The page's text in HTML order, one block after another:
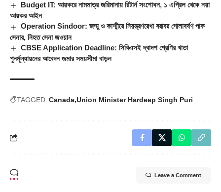
Budget IT: আয়করে নামমাত্র জরিমানায় রিটার্ন সংশোধন, ১ এপ্রিল থেকে নয়া
আয়কর আইন
Operation Sindoor: জম্মু ও কাশ্মীরে নিয়ন্ত্রণরেখা বরাবর গোলাবর্ষণ পাক
সেনার, নিহত সেনা জওয়ান
CBSE Application Deadline: সিবিএসই দ্বাদশ শ্রেণির খাতা
পুনর্মূল্যায়নের আবেদন জমার সময়সীমা বাড়ল
TAGGED: Canada Union Minister Hardeep Singh Puri
Leave a Comment